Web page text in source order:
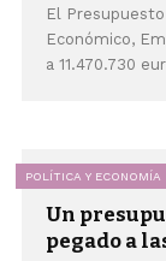
El
Económico,
a 11.470.730
POLÍTICA Y ECONOMÍA
Un
pegado a